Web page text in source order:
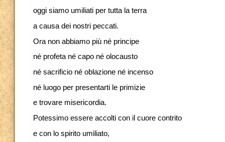
oggi siamo umiliati per tutta la terra
a causa dei nostri peccati.
Ora non abbiamo più né principe
né profeta né capo né olocausto
né sacrificio né oblazione né incenso
né luogo per presentarti le primizie
e trovare misericordia.
Potessimo essere accolti con il cuore contrito
e con lo spirito umiliato,